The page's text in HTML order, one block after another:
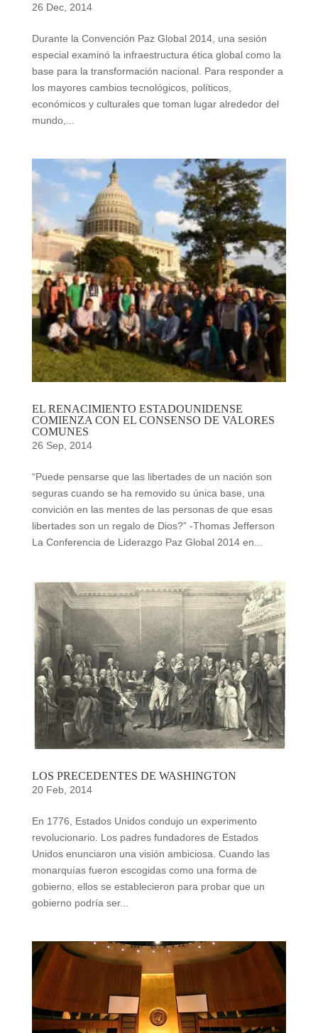
26 Dec, 2014
Durante la Convención Paz Global 2014, una sesión
especial examinó la infraestructura ética global como la
base para la transformación nacional. Para responder a
los mayores cambios tecnológicos, políticos,
económicos y culturales que toman lugar alrededor del
mundo,...
EL RENACIMIENTO ESTADOUNIDENSE
COMIENZA CON EL CONSENSO DE VALORES
COMUNES
26 Sep, 2014
“Puede pensarse que las libertades de un nación son
seguras cuando se ha removido su única base, una
convición en las mentes de las personas de que esas
libertades son un regalo de Dios?” -Thomas Jefferson
La Conferencia de Liderazgo Paz Global 2014 en...
LOS PRECEDENTES DE WASHINGTON
20 Feb, 2014
En 1776, Estados Unidos condujo un experimento
revolucionario. Los padres fundadores de Estados
Unidos enunciaron una visión ambiciosa. Cuando las
monarquías fueron escogidas como una forma de
gobierno, ellos se establecieron para probar que un
gobierno podría ser...